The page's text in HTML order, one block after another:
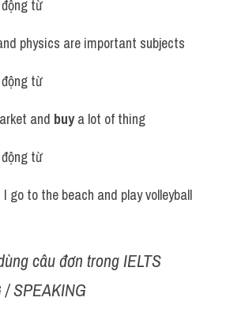
từ
physics are important subjects
từ
and buy a lot of thing
từ
go to the beach and play volleyball
câu đơn trong IELTS
/ SPEAKING